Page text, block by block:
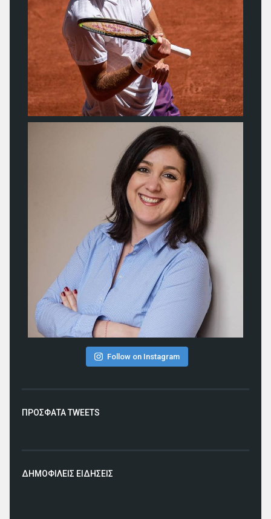
Follow on Instagram
ΠΡΟΣΦΑΤΑ TWEETS
ΔΗΜΟΦΙΛΕΙΣ ΕΙΔΗΣΕΙΣ